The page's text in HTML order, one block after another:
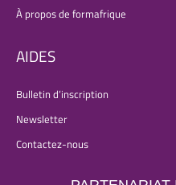
À propos de formafrique
AIDES
Bulletin d’inscription
Newsletter
Contactez-nous